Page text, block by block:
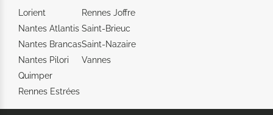
Lorient
Nantes Atlantis
Nantes Brancas
Nantes Pilori
Quimper
Rennes Estrées
Rennes Joffre
Saint-Brieuc
Saint-Nazaire
Vannes